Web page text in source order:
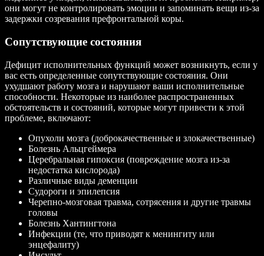
они могут не контролировать эмоции и запоминать вещи из-за
задержки созревания префронтальной коры.
Сопутствующие состояния
Дефицит исполнительных функций может возникнуть, если у
вас есть определенные сопутствующие состояния. Они
ухудшают работу мозга и нарушают ваши исполнительные
способности. Некоторые из наиболее распространенных
обстоятельств и состояний, которые могут привести к этой
проблеме, включают:
Опухоли мозга (доброкачественные и злокачественные)
Болезнь Альцгеймера
Церебральная гипоксия (повреждение мозга из-за
недостатка кислорода)
Различные виды деменции
Судороги и эпилепсия
Черепно-мозговая травма, сотрясения и другие травмы
головы
Болезнь Хантингтона
Инфекции (те, что приводят к менингиту или
энцефалиту)